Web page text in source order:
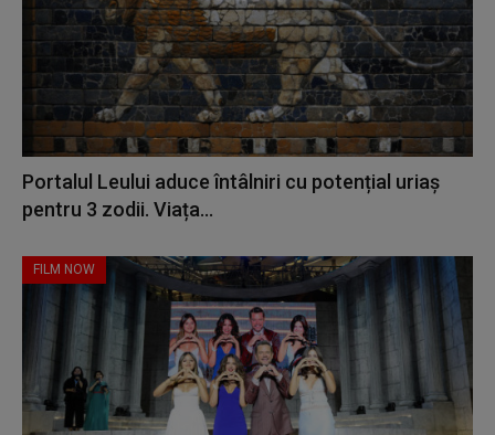
Portalul Leului aduce întâlniri cu potențial uriaș
pentru 3 zodii. Viața...
FILM NOW